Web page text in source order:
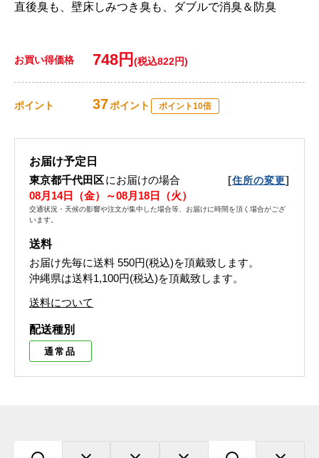
直後臭も、壁床しみつき臭も、ダブルで消臭＆防臭
お買い得価格 748円 (税込822円)
ポイント 37ポイント ポイント10倍
お届け予定日
東京都千代田区にお届けの場合 [住所の変更]
08月14日（金）～08月18日（火）
交通状況・天候の影響や注文が集中した場合等、お届けに時間を頂く場合がござ
います。
送料
お届け先毎に送料 550円(税込)を頂戴致します。
沖縄県は送料1,100円(税込)を頂戴致します。
送料について
配送種別
通常品